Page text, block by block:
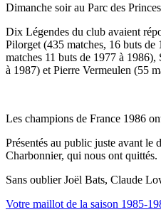
Dimanche soir au Parc des
Dix Légendes du club avaient
Pilorget (435 matches, 16 buts
matches 11 buts de 1977 à
à 1987) et Pierre Vermeulen (55
Les champions de France 1986
Présentés au public juste avant
Charbonnier, qui nous ont quittés.
Sans oublier Joël Bats, Claude
Votre maillot de la saison 1985-